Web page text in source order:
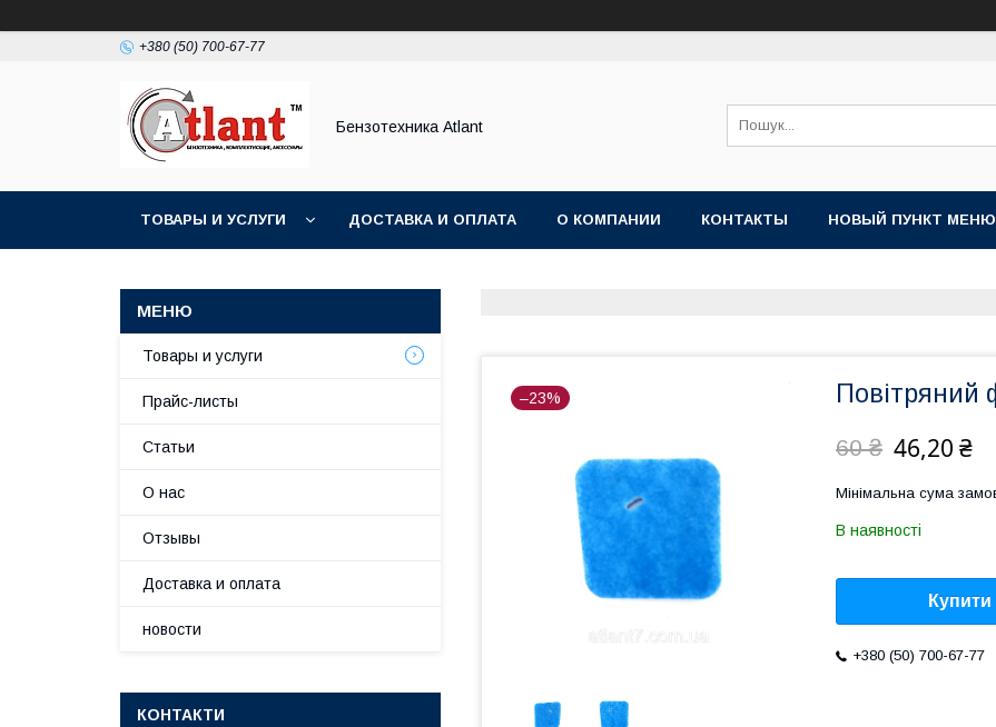
+380 (50) 700-67-77
Бензотехника Atlant
ТОВАРЫ И УСЛУГИ ДОСТАВКА И ОПЛАТА О КОМПАНИИ КОНТАКТЫ НОВЫЙ ПУНКТ МЕНЮ
–23% Повітряний
60 ₴ 46,20 ₴
Мінімальна сума
В наявності
Купити
+380 (50) 700-67-77
Товары и услуги
Прайс-листы
Статьи
О нас
Отзывы
Доставка и оплата
новости
КОНТАКТИ